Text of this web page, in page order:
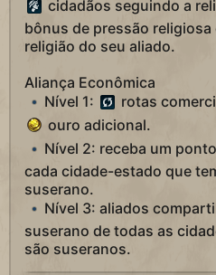
cidadãos seguindo a
bônus de pressão
religião do seu aliado.
Aliança Econômica
Nível 1:
rotas
ouro adicional.
Nível 2: receba um
cada cidade-estado que
suserano.
Nível 3: aliados
suserano de todas as
são suseranos.